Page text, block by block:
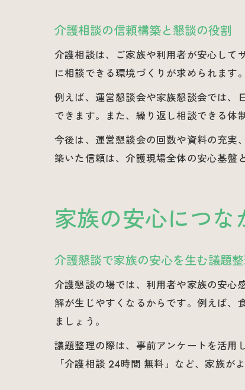
介護相談の信頼構築と懇談の役割
介護相談は、ご家族や利用者が安心して
に相談できる環境づくりが求められます。
例えば、運営懇談会や家族懇談会では、
できます。また、繰り返し相談できる体
今後は、運営懇談会の回数や資料の充実
築いた信頼は、介護現場全体の安心基盤
家族の安心につ
介護懇談で家族の安心を生む議題
介護懇談の場では、利用者や家族の安心
解が生じやすくなるからです。例えば、
ましょう。
議題整理の際は、事前アンケートを活用
「介護相談 24時間 無料」など、家族が